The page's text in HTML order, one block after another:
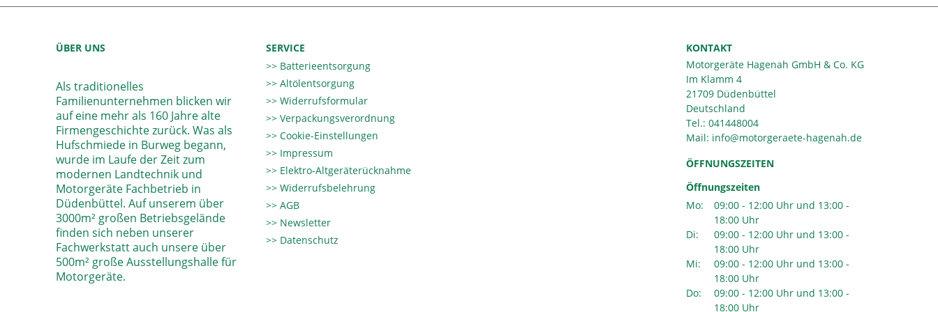
ÜBER UNS
Als traditionelles
Familienunternehmen blicken wir
auf eine mehr als 160 Jahre alte
Firmengeschichte zurück. Was als
Hufschmiede in Burweg begann,
wurde im Laufe der Zeit zum
modernen Landtechnik und
Motorgeräte Fachbetrieb in
Düdenbüttel. Auf unserem über
3000m² großen Betriebsgelände
finden sich neben unserer
Fachwerkstatt auch unsere über
500m² große Ausstellungshalle für
Motorgeräte.
SERVICE
Batterieentsorgung
Altölentsorgung
Widerrufsformular
Verpackungsverordnung
Cookie-Einstellungen
Impressum
Elektro-Altgeräterücknahme
Widerrufsbelehrung
AGB
Newsletter
Datenschutz
KONTAKT
Motorgeräte Hagenah GmbH & Co. KG
Im Klamm 4
21709 Düdenbüttel
Deutschland
Tel.: 041448004
Mail:
ÖFFNUNGSZEITEN
Öffnungszeiten
Mo:
09:00 - 12:00 Uhr und 13:00 -
18:00 Uhr
Di:
09:00 - 12:00 Uhr und 13:00 -
18:00 Uhr
Mi:
09:00 - 12:00 Uhr und 13:00 -
18:00 Uhr
Do:
09:00 - 12:00 Uhr und 13:00 -
18:00 Uhr